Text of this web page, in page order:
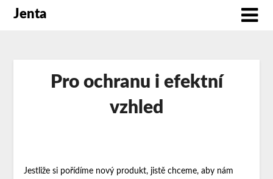
Jenta
Pro ochranu i efektní
vzhled
Jestliže si pořídíme nový produkt, jistě chceme, aby nám